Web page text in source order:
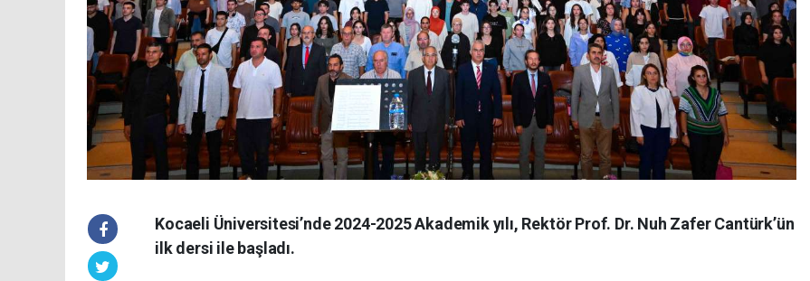
Kocaeli Üniversitesi’nde 2024-2025 Akademik yılı, Rektör Prof. Dr. Nuh Zafer Cantürk’ün
ilk dersi ile başladı.